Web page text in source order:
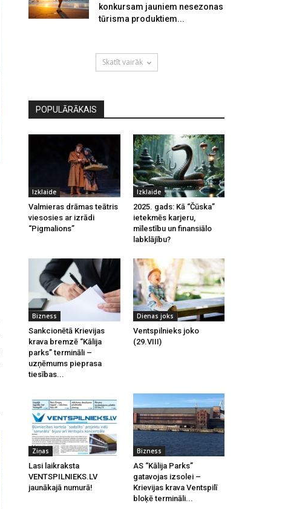
konkursam jauniem nesezonas
tūrisma produktiem...
Skatīt vairāk
POPULĀRĀKAIS
Izklaide
Valmieras drāmas teātris
viesosies ar izrādi
“Pigmalions”
Izklaide
2025. gads: Kā “Čūska”
ietekmēs karjeru,
mīlestību un finansiālo
labklājību?
Bizness
Sankcionētā Krievijas
krava bremzē “Kālija
parks” termināli –
uzņēmums pieprasa
tiesības...
Dienas joks
Ventspilnieks joko
(29.VIII)
Ziņas
Lasi laikraksta
VENTSPILNIEKS.LV
jaunākajā numurā!
Bizness
AS “Kālija Parks”
gatavojas izsolei –
Krievijas krava Ventspilī
bloķē termināli...